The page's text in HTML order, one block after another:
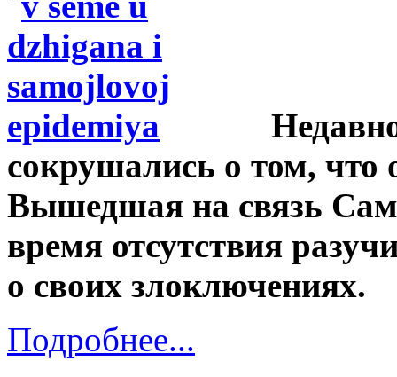
сокрушались о том, что
Вышедшая на связь
время отсутствия
о своих злоключениях.
Подробнее...